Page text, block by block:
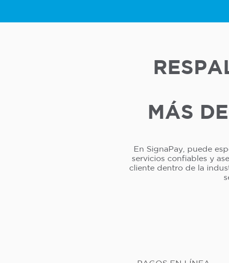
MÁS
En SignaPay, puede
servicios confiables y
cliente dentro de la